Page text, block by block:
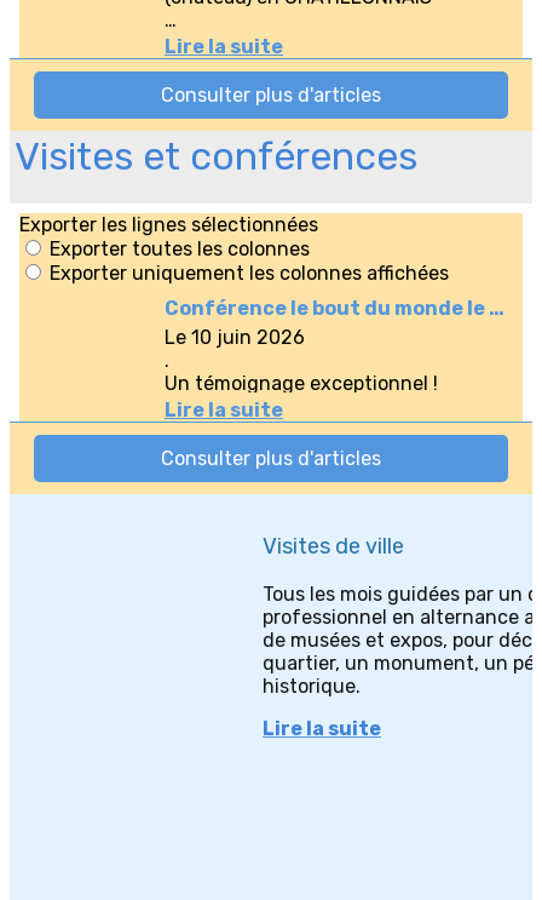
Visites et conférences
Visites de ville
Tous les mois guidées par un
professionnel en alternance
de musées et expos, pour
quartier, un monument, un
historique.
Lire la suite